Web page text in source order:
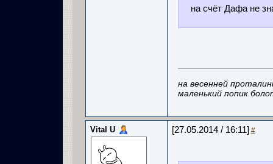
на счёт Дафа не
на весенней
маленький попик
Vital U [27.05.2014 / 16:11] #